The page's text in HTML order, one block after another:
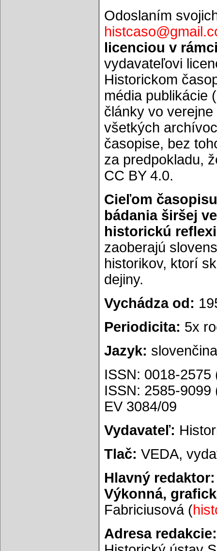
Odoslaním
licenciou v
vydavateľovi
Historickom
média publikácie
články vo
všetkých
časopise, bez
za predpokladu,
CC BY 4.0.
Cieľom
bádania širšej
historickú
zaoberajú
historikov, ktorí
dejiny.
Vychádza od:
Periodicita: 5x
Jazyk:
ISSN: 0018-2575
ISSN: 2585-9099
EV 3084/09
Vydavateľ:
Tlač: VEDA,
Hlavný redaktor:
Výkonná,
Fabriciusová (
Adresa redakcie: